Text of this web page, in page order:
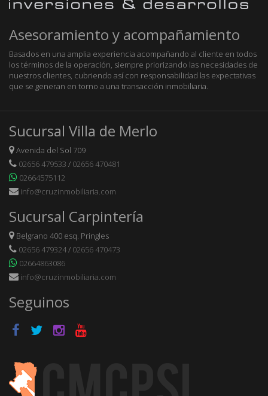
Asesoramiento y acompañamiento
Basados en una amplia experiencia acompañando al cliente en todos
los términos de la operación, siempre priorizando las necesidades de
nuestros clientes, cubriendo así con responsabilidad las expectativas
que se generan en torno a una transacción inmobiliaria.
Sucursal Villa de Merlo
Avenida del Sol 709
02656 479533 / 02656 470481
02664575112
info@cruzinmobiliaria.com
Sucursal Carpintería
Belgrano 400 esq. Pringles
02656 479324/ 02656 470473
02664863086
info@cruzinmobiliaria.com
Seguinos